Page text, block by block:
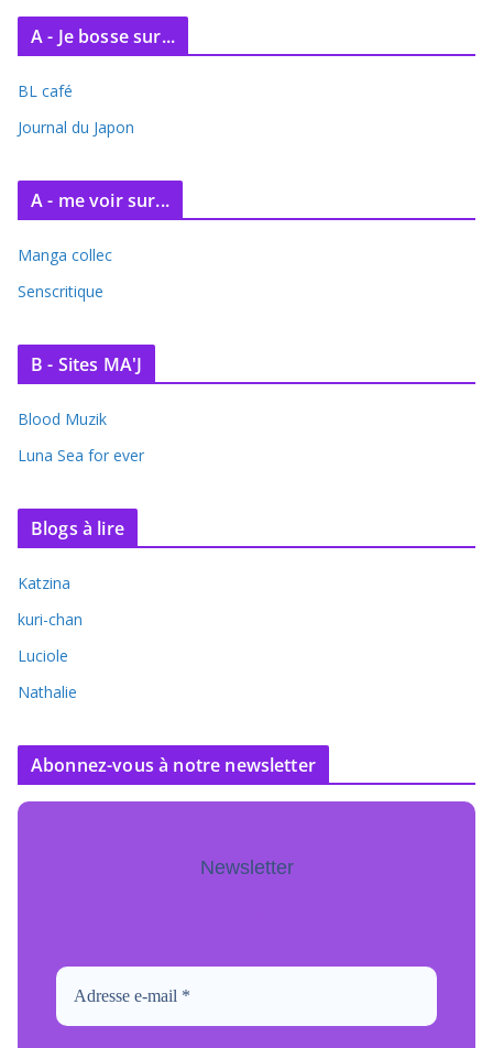
c
v
e
A - Je bosse sur...
BL café
Journal du Japon
A - me voir sur...
Manga collec
Senscritique
B - Sites MA'J
Blood Muzik
Luna Sea for ever
Blogs à lire
Katzina
kuri-chan
Luciole
Nathalie
Abonnez-vous à notre newsletter
Newsletter